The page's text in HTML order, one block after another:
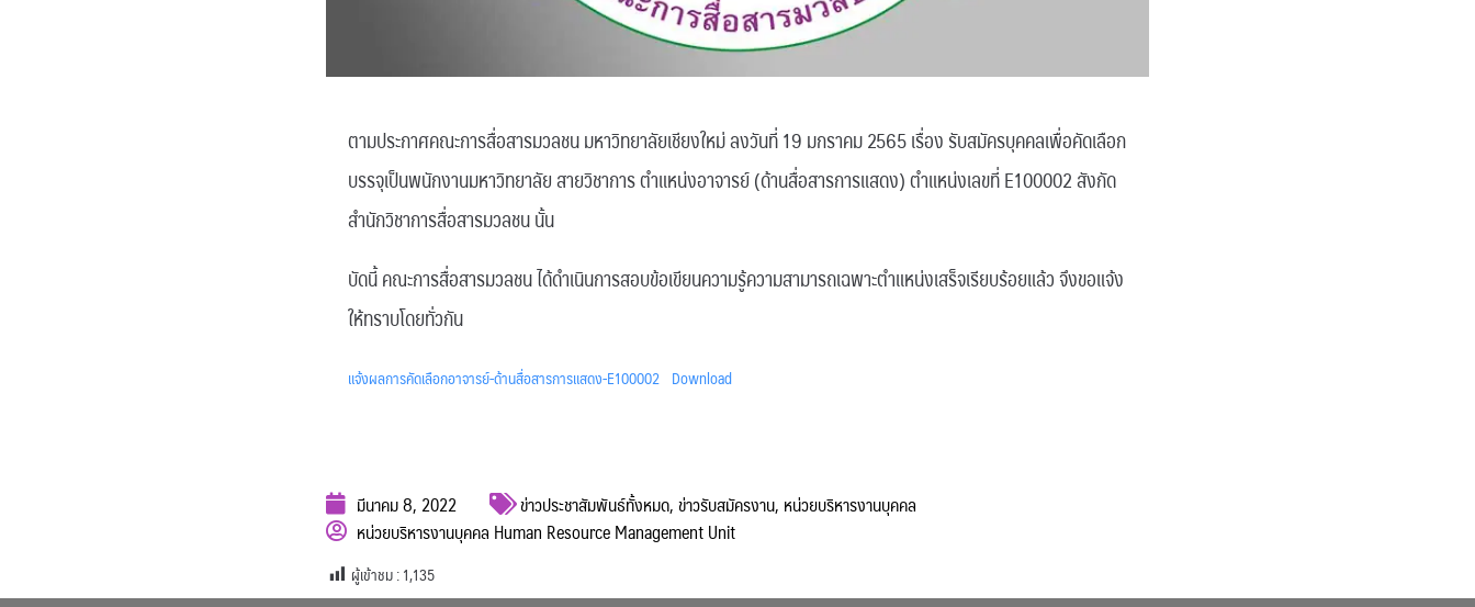
ตามประกาศคณะการสื่อสารมวลชน มหาวิทยาลัยเชียงใหม่ ลงวันที่ 19 มกราคม 2565 เรื่อง รับสมัครบุคคลเพื่อคัดเลือก
บรรจุเป็นพนักงานมหาวิทยาลัย สายวิชาการ ตำแหน่งอาจารย์ (ด้านสื่อสารการแสดง) ตำแหน่งเลขที่ E100002 สังกัด
สำนักวิชาการสื่อสารมวลชน นั้น
บัดนี้ คณะการสื่อสารมวลชน ได้ดำเนินการสอบข้อเขียนความรู้ความสามารถเฉพาะตำแหน่งเสร็จเรียบร้อยแล้ว จึงขอแจ้ง
ให้ทราบโดยทั่วกัน
แจ้งผลการคัดเลือกอาจารย์-ด้านสื่อสารการแสดง-E100002 Download
มีนาคม 8, 2022 ข่าวประชาสัมพันธ์ทั้งหมด,ข่าวรับสมัครงาน, หน่วยบริหารงานบุคคล
หน่วยบริหารงานบุคคล Human Resource Management Unit
ผู้เข้าชม :1,135